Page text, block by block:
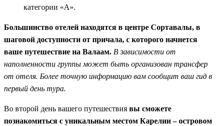
категории «А».
Большинство отелей находятся в центре Сортавалы, в
шаговой доступности от причала, с которого начнется
ваше путешествие на Валаам. В зависимости от
наполненности группы может быть организован трансфер
от отеля. Более точную информацию вам сообщит ваш гид в
первый день тура.
Во второй день вашего путешествия вы сможете
познакомиться с уникальным местом Карелии – островом